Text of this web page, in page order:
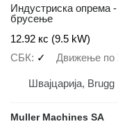
Индустриска опрема
брусење
12.92 кс (9.5 kW)
СБК
✓ Движење по
Швајцарија, Brugg
Muller Machines SA